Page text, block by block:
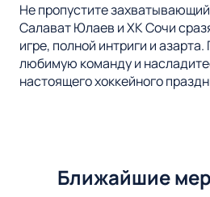
Не пропустите
Салават Юлаев и ХК Сочи
игре, полной интриги и
любимую команду и
настоящего хоккейного
Ближайшие